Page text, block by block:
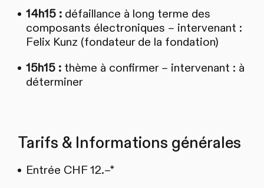
14h15 :défaillance à long terme des
composants électroniques – intervenant :
Felix Kunz (fondateur de la fondation)
15h15 :thème à confirmer – intervenant : à
déterminer
Tarifs & Informations générales
Entrée CHF 12.–*